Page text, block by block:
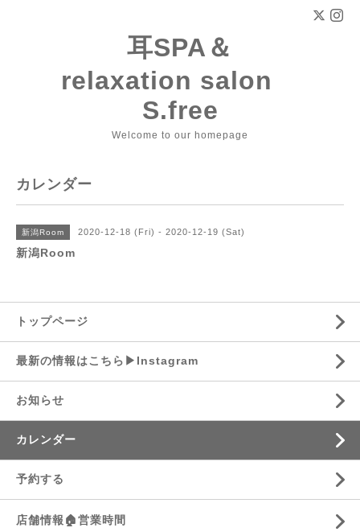
耳SPA＆
relaxation salon
S.free
Welcome to our homepage
カレンダー
新潟Room 2020-12-18 (Fri) - 2020-12-19 (Sat)
新潟Room
トップページ
最新の情報はこちら▶︎Instagram
お知らせ
カレンダー
予約する
店舗情報🏠営業時間